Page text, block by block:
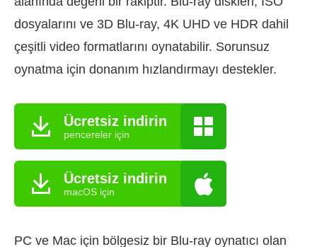
dosyalarını ve 3D Blu-ray, 4K UHD ve HDR dahil
çeşitli video formatlarını oynatabilir. Sorunsuz
oynatma için donanım hızlandırmayı destekler.
Ücretsiz indirin
pencereler için
Ücretsiz indirin
macOS için
PC ve Mac için bölgesiz bir Blu-ray oynatıcı olan